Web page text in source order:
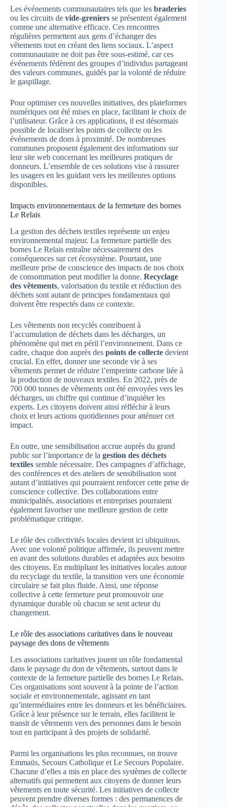
Les événements communautaires tels que les braderies
ou les circuits de vide-greniers se présentent également
comme une alternative efficace. Ces rencontres
régulières permettent aux gens d’échanger des
vêtements tout en créant des liens sociaux. L’aspect
communautaire ne doit pas être sous-estimé, car ces
événements fédèrent des groupes d’individus partageant
des valeurs communes, guidés par la volonté de réduire
le gaspillage.
Pour optimiser ces nouvelles initiatives, des plateformes
numériques ont été mises en place, facilitant le choix de
l’utilisateur. Grâce à ces applications, il est désormais
possible de localiser les points de collecte ou les
événements de dons à proximité. De nombreuses
communes proposent également des informations sur
leur site web concernant les meilleures pratiques de
donneurs. L’ensemble de ces solutions vise à rassurer
les usagers en les guidant vers les meilleures options
disponibles.
Impacts environnementaux de la fermeture des bornes
Le Relais
La gestion des déchets textiles représente un enjeu
environnemental majeur. La fermeture partielle des
bornes Le Relais entraîne nécessairement des
conséquences sur cet écosystème. Pourtant, une
meilleure prise de conscience des impacts de nos choix
de consommation peut modifier la donne. Recyclage
des vêtements, valorisation du textile et réduction des
déchets sont autant de principes fondamentaux qui
doivent être respectés dans ce contexte.
Les vêtements non recyclés contribuent à
l’accumulation de déchets dans les décharges, un
phénomène qui met en péril l’environnement. Dans ce
cadre, chaque don auprès des points de collecte devient
crucial. En effet, donner une seconde vie à ses
vêtements permet de réduire l’empreinte carbone liée à
la production de nouveaux textiles. En 2022, près de
700 000 tonnes de vêtements ont été envoyées vers les
décharges, un chiffre qui continue d’inquiéter les
experts. Les citoyens doivent ainsi réfléchir à leurs
choix et leurs actions quotidiennes pour atténuer cet
impact.
En outre, une sensibilisation accrue auprès du grand
public sur l’importance de la gestion des déchets
textiles semble nécessaire. Des campagnes d’affichage,
des conférences et des ateliers de sensibilisation sont
autant d’initiatives qui pourraient renforcer cette prise de
conscience collective. Des collaborations entre
municipalités, associations et entreprises pourraient
également favoriser une meilleure gestion de cette
problématique critique.
Le rôle des collectivités locales devient ici ubiquitous.
Avec une volonté politique affirmée, ils peuvent mettre
en avant des solutions durables et adaptées aux besoins
des citoyens. En multipliant les initiatives locales autour
du recyclage du textile, la transition vers une économie
circulaire se fait plus fluide. Ainsi, une réponse
collective à cette fermeture peut promouvoir une
dynamique durable où chacun se sent acteur du
changement.
Le rôle des associations caritatives dans le nouveau
paysage des dons de vêtements
Les associations caritatives jouent un rôle fondamental
dans le paysage du don de vêtements, surtout dans le
contexte de la fermeture partielle des bornes Le Relais.
Ces organisations sont souvent à la pointe de l’action
sociale et environnementale, agissant en tant
qu’intermédiaires entre les donneurs et les bénéficiaires.
Grâce à leur présence sur le terrain, elles facilitent le
transit de vêtements vers des personnes dans le besoin
tout en participant à des projets de solidarité.
Parmi les organisations les plus reconnues, on trouve
Emmaüs, Secours Catholique et Le Secours Populaire.
Chacune d’elles a mis en place des systèmes de collecte
alternatifs qui permettent aux citoyens de donner leurs
vêtements en toute sécurité. Les initiatives de collecte
peuvent prendre diverses formes : des permanences de